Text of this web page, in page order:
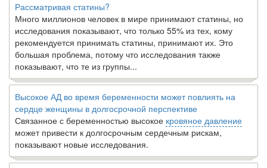
Рассматривая статины?
Много миллионов человек в мире принимают статины, но
исследования показывают, что только 55% из тех, кому
рекомендуется принимать статины, принимают их. Это
большая проблема, потому что исследования также
показывают, что те из группы...
Высокое АД во время беременности может повлиять на
сердце женщины в долгосрочной перспективе
Связанное с беременностью высокое кровяное давление
может привести к долгосрочным сердечным рискам,
показывают новые исследования.